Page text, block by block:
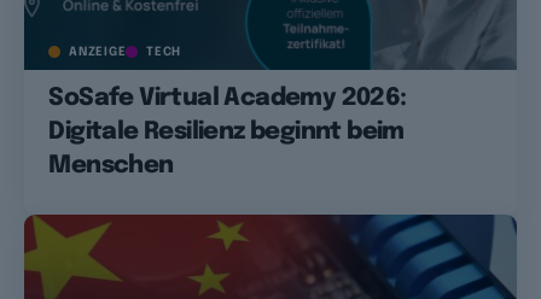
ANZEIGE TECH
SoSafe Virtual Academy 2026:
Digitale Resilienz beginnt beim
Menschen